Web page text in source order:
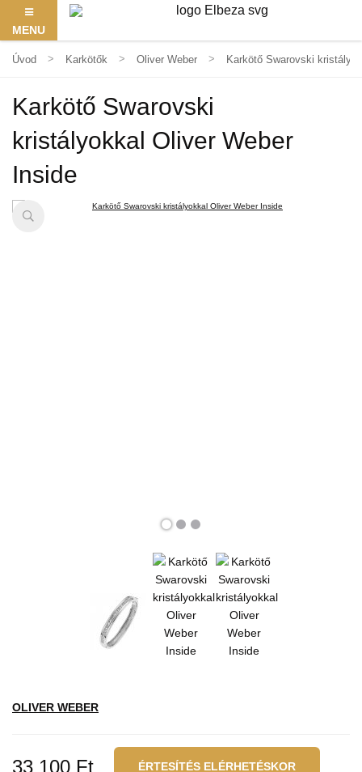
MENU
Úvod Karkötők Oliver Weber Karkötő Swarovski
Karkötő Swarovski
kristályokkal Oliver Weber
Inside
OLIVER WEBER
33 100 Ft ÉRTESÍTÉS ELÉRHETÉSKOR